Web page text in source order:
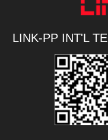
LINK-PP INT'L